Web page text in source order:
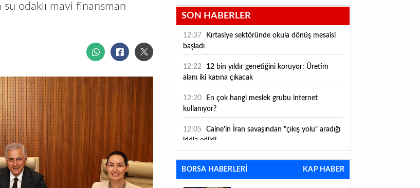
odaklı mavi finansman
SON HABERLER
12:37
başladı
12:22
alanı iki katına çıkacak
12:20
kullanıyor?
12:05
Caine'in İran savaşından "çıkış yolu" aradığı
iddia edildi
11:54 "Esnaf ve sanatkara bu yılın ilk yarısında
yaklaşık 75 milyar lira finansman sağladık"
BORSA HABERLERİ KAP HABER